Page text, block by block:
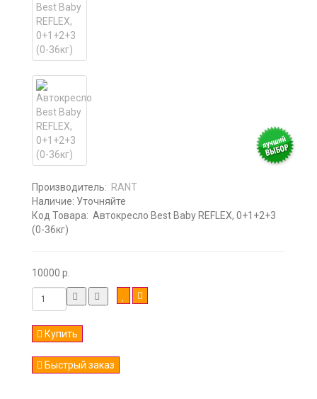
Производитель: RANT
Наличие: Уточняйте
Код Товара: Автокресло Best Baby REFLEX, 0+1+2+3
(0-36кг)
10000 р.
Купить
Быстрый заказ